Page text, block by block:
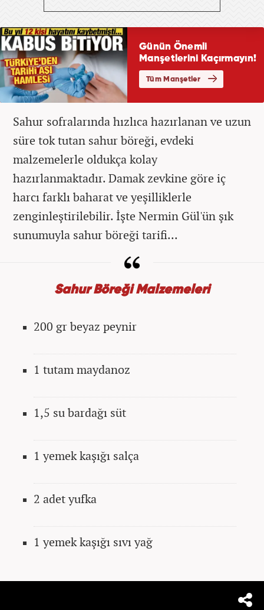
Sahur sofralarında hızlıca hazırlanan ve uzun
süre tok tutan sahur böreği, evdeki
malzemelerle oldukça kolay
hazırlanmaktadır. Damak zevkine göre iç
harcı farklı baharat ve yeşilliklerle
zenginleştirilebilir. İşte Nermin Gül'ün şık
sunumuyla sahur böreği tarifi...
Sahur Böreği Malzemeleri
200 gr beyaz peynir
1 tutam maydanoz
1,5 su bardağı süt
1 yemek kaşığı salça
2 adet yufka
1 yemek kaşığı sıvı yağ